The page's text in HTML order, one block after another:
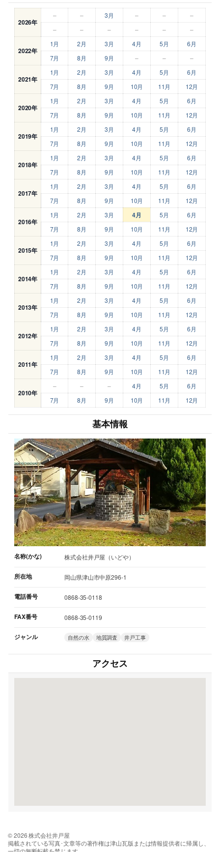
2026年
– – 3月 – –
–
–
– – – – –
2022年
1月 2月 3月 4月 5月
6月
7月
8月 9月 – – –
2021年
1月 2月 3月 4月 5月
6月
7月
8月 9月 10月 11月 12月
2020年
1月 2月 3月 4月 5月
6月
7月
8月 9月 10月 11月 12月
2019年
1月 2月 3月 4月 5月
6月
7月
8月 9月 10月 11月 12月
2018年
1月 2月 3月 4月 5月
6月
7月
8月 9月 10月 11月 12月
2017年
1月 2月 3月 4月 5月
6月
7月
8月 9月 10月 11月 12月
2016年
1月 2月 3月 4月 5月
6月
7月
8月 9月 10月 11月 12月
2015年
1月 2月 3月 4月 5月
6月
7月
8月 9月 10月 11月 12月
2014年
1月 2月 3月 4月 5月
6月
7月
8月 9月 10月 11月 12月
2013年
1月 2月 3月 4月 5月
6月
7月
8月 9月 10月 11月 12月
2012年
1月 2月 3月 4月 5月
6月
7月
8月 9月 10月 11月 12月
2011年
1月 2月 3月 4月 5月
6月
7月
8月 9月 10月 11月 12月
2010年
– – – 4月 5月
6月
7月
8月 9月 10月 11月 12月
基本情報
名称(かな) 株式会社井戸屋（いどや）
所在地 岡山県津山市中原296-1
電話番号 0868-35-0118
FAX番号 0868-35-0119
ジャンル 自然の水 地質調査 井戸工事
アクセス
© 2026 株式会社井戸屋
掲載されている写真･文章等の著作権は津山瓦版または情報提供者に帰属し、